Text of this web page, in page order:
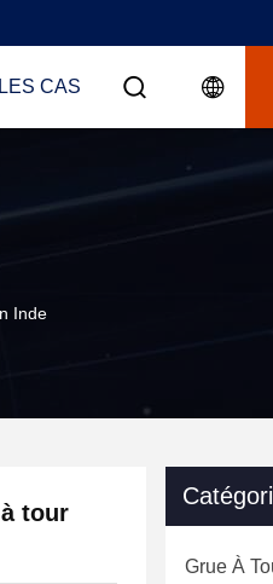
CAS
Inde
tour
Grue À